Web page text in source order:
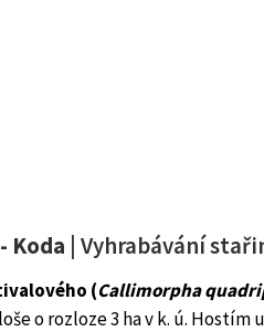
Koda | Vyhrabávání
(Callimorpha
o rozloze 3 ha v k. ú. Hostím